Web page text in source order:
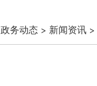
政务动态 > 新闻资讯 >